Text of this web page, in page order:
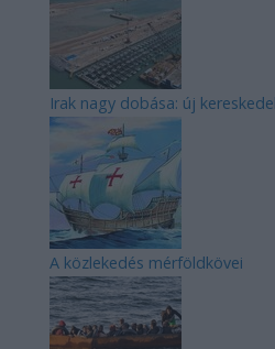
Irak nagy dobása: új
A közlekedés mérföldkövei